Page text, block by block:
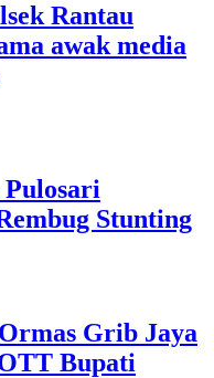
Rantau
awak media
Stunting
Grib Jaya
Bupati